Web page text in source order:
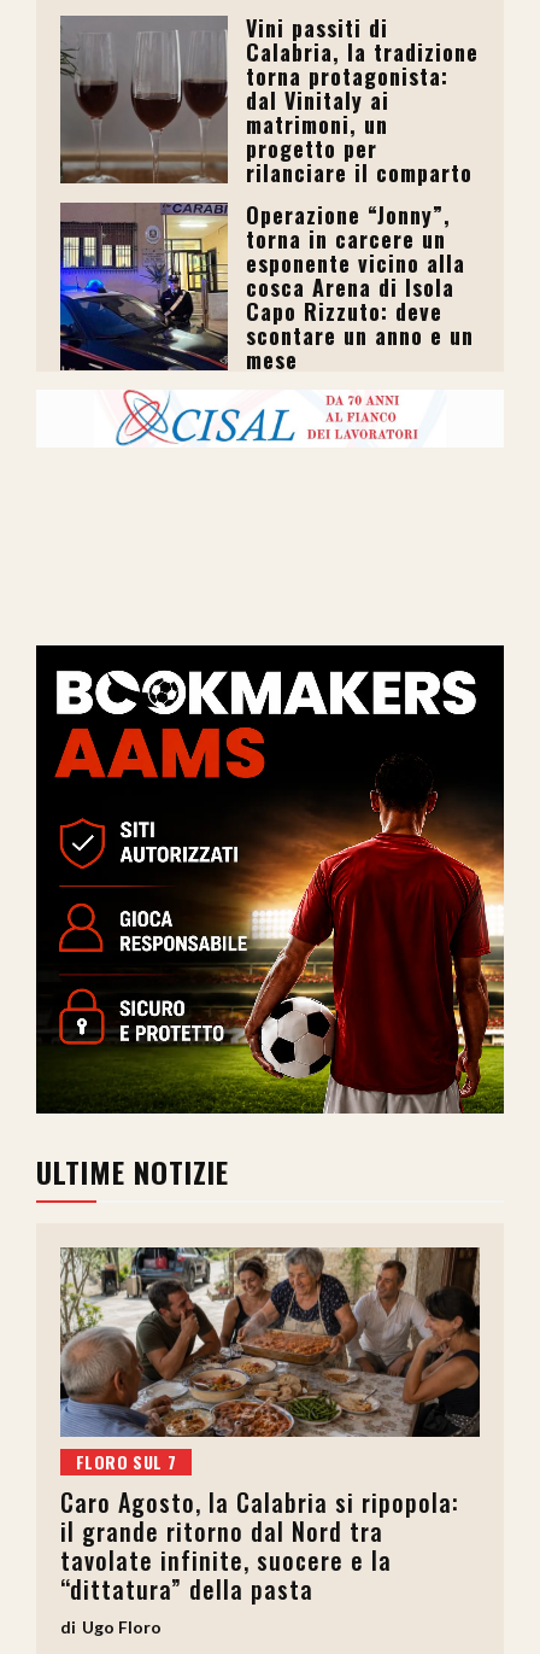
Vini passiti di
Calabria, la tradizione
torna protagonista:
dal Vinitaly ai
matrimoni, un
progetto per
rilanciare il comparto
Operazione “Jonny”,
torna in carcere un
esponente vicino alla
cosca Arena di Isola
Capo Rizzuto: deve
scontare un anno e un
mese
ULTIME NOTIZIE
FLORO SUL 7
Caro Agosto, la Calabria si ripopola:
il grande ritorno dal Nord tra
tavolate infinite, suocere e la
“dittatura” della pasta
Ugo Floro